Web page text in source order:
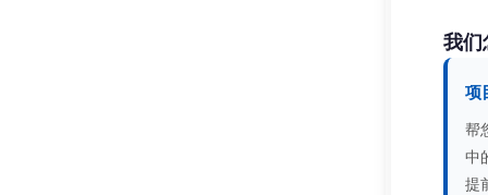
我们
项
帮
中
提